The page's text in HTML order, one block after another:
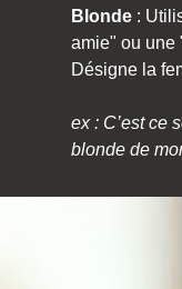
Blonde :
amie" ou une
Désigne la
ex : C’est ce
blonde de